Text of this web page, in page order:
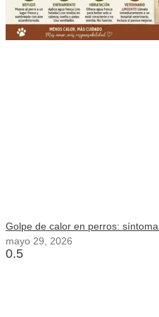
Golpe de calor en perros:
mayo 29, 2026